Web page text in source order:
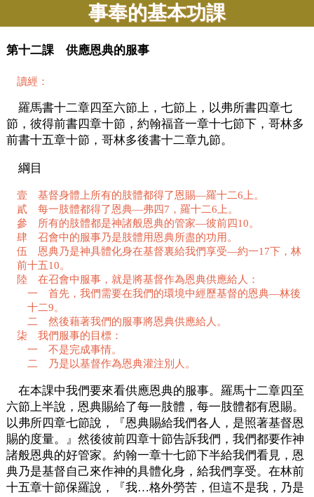
事奉的基本功課
第十二課 供應恩典的服事
讀經：
羅馬書十二章四至六節上，七節上，以弗所書四章七
節，彼得前書四章十節，約翰福音一章十七節下，哥林多
前書十五章十節，哥林多後書十二章九節。
綱目
壹 基督身體上所有的肢體都得了恩賜—羅十二6上。
貳 每一肢體都得了恩典—弗四7，羅十二6上。
參 所有的肢體都是神諸般恩典的管家—彼前四10。
肆 召會中的服事乃是肢體用恩典所盡的功用。
伍 恩典乃是神具體化身在基督裏給我們享受—約一17下，林
前十五10。
陸 在召會中服事，就是將基督作為恩典供應給人：
一 首先，我們需要在我們的環境中經歷基督的恩典—林後
十二9。
二 然後藉著我們的服事將恩典供應給人。
柒 我們服事的目標：
一 不是完成事情。
二 乃是以基督作為恩典灌注別人。
在本課中我們要來看供應恩典的服事。羅馬十二章四至
六節上半說，恩典賜給了每一肢體，每一肢體都有恩賜。
以弗所四章七節說，『恩典賜給我們各人，是照著基督恩
賜的度量。』然後彼前四章十節告訴我們，我們都要作神
諸般恩典的好管家。約翰一章十七節下半給我們看見，恩
典乃是基督自己來作神的具體化身，給我們享受。在林前
十五章十節保羅說，『我…格外勞苦，但這不是我，乃是